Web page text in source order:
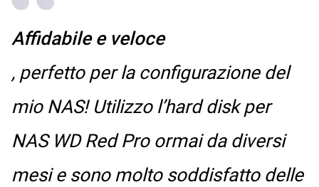
Affidabile e veloce
, perfetto per la configurazione del
mio NAS! Utilizzo l’hard disk per
NAS WD Red Pro ormai da diversi
mesi e sono molto soddisfatto delle